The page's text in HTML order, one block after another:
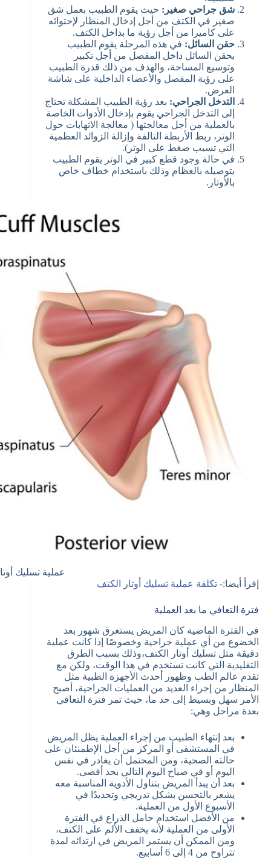
شق جراحي صغير: حيث يقوم الطبيب بعمل شق
صغير في الكتف من أجل إدخال المنظار لإحتوائه
على كاميرا من أجل رؤية ما بداخل الكتف.
حقن السائل: في هذه المرحلة يقوم الطبيب
بحقن السائل داخل المفصل من أجل تكبير
وتوسيع المساحة، والهدف من ذلك قدرة الطبيب
على رؤية المفصل والأعضاء الداخلية على شاشة
العرض.
التدخل الجراحي: بعد رؤية الطبيب المشكلة تحتاج
إلى التدخل الجراحي يقوم بإدخال الأدوات الخاصة
بالعملية من أجل معالجتها ( معالجة الاتهابات حول
الوتر، ربط الأربطة التالفة وإزالة الزوائد العظمية
التي تسبب ضغط على الوتر).
في حالة وجود قطع كبير في الوتر يقوم الطبيب
بتوصيله بالعظام وذلك باستخدام خطاف خاص
بالأوتار.
عملية تسليك
إقرأ أيضا:- تكلفة عملية تسليك أوتار الكتف
فترة التعافي ما بعد العملية
في الفترة الماضية كان المريض يستغرق شهور بعد
الخضوع من أي عملية جراحية وخصوصًا إذا كانت عملية
دقيقة مثل تسليك أوتار الكتف،وذلك بسبب الطرق
التقليدية التي كانت تستخدم في هذا الوقت، ولكن مع
تقدم عالم الطب وظهور أحدث الأجهزة الطبية مثل
المنظار من إجراء العديد من العمليات الجراحية، أصبح
الأمر سهل وبسيط إلى حد ما، حيث تمر فترة التعافي
بعدة مراحل وهي:
بعد إنتهاء الطبيب من إجراء العملية يظل المريض
في المستشفى أو المركز من أجل الإطمنئان على
حالته الصحية، ومن المحتمل أن يغادر في نفس
اليوم أو في صباح اليوم التالي بحد أقصى.
بعد أن يبدأ المريض بتناول الأدوية المناسبة معه
يشعر بالتحسن بشكل تدريجي وتحديدًا في
الأسبوع الأول من العملية.
من الأفضل استخدام حامل الذراع في الفترة
الأولى من العملية لأنه يخفف الألم على الكتف،
ومن الممكن أن يستمر المريض في ارتدائه لمدة
تتراوح من 4 إلى 6 أسابيع.